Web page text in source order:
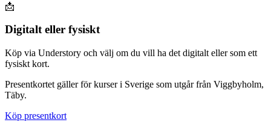
📩
Digitalt eller fysiskt
Köp via Understory och välj om du vill ha det digitalt eller som ett
fysiskt kort.
Presentkortet gäller för kurser i Sverige som utgår från Viggbyholm,
Täby.
Köp presentkort